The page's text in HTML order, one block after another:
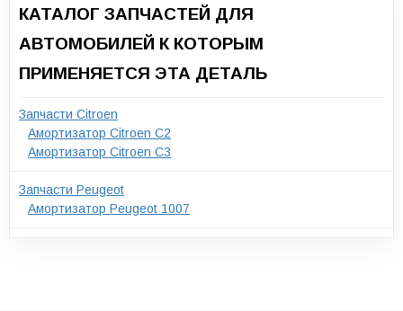
КАТАЛОГ ЗАПЧАСТЕЙ ДЛЯ
АВТОМОБИЛЕЙ К КОТОРЫМ
ПРИМЕНЯЕТСЯ ЭТА ДЕТАЛЬ
Запчасти Citroen
Амортизатор Citroen C2
Амортизатор Citroen C3
Запчасти Peugeot
Амортизатор Peugeot 1007